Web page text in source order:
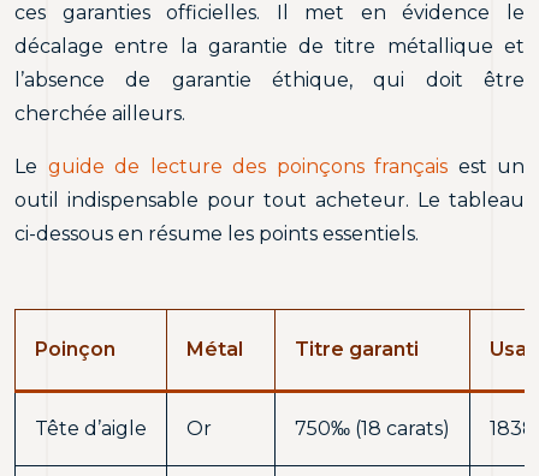
ces garanties officielles. Il met en évidence le
décalage entre la garantie de titre métallique et
l’absence de garantie éthique, qui doit être
cherchée ailleurs.
Le guide de lecture des poinçons français est un
outil indispensable pour tout acheteur. Le tableau
ci-dessous en résume les points essentiels.
Poinçon Métal Titre garanti
Tête d’aigle Or 750‰ (18 carats) 1838